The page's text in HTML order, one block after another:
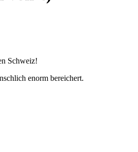
Schweiz!
enorm bereichert.